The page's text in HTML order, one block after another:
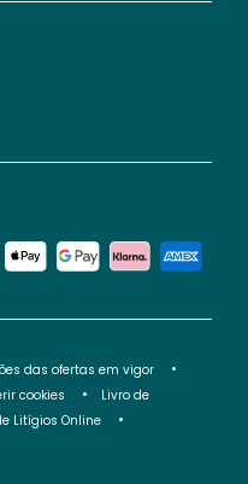
das ofertas em vigor
cookies
Livro de
Litígios Online